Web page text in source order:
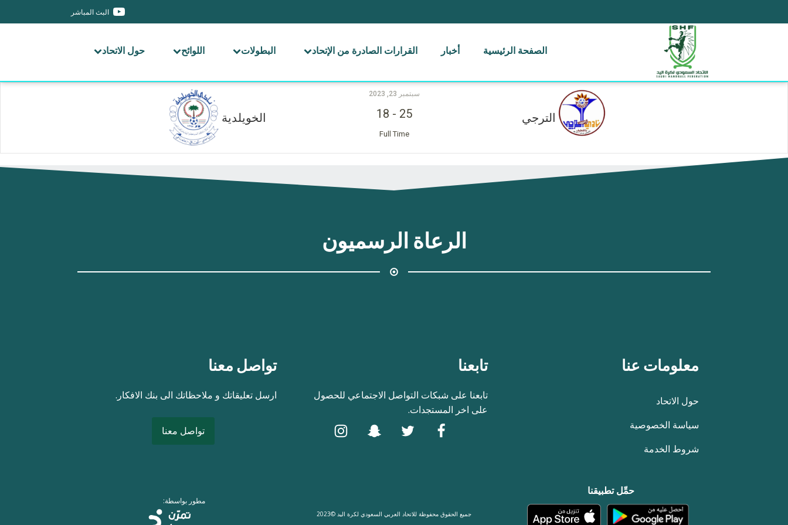
البث المباشر
الصفحة الرئيسية أخبار القرارات الصادرة من الإتحاد البطولات اللوائح حول الاتحاد
الترجي الخويلدية
سبتمبر 23, 2023
25
-
18
Full Time
الرعاة الرسميون
معلومات عنا
حول الاتحاد
سياسة الخصوصية
شروط الخدمة
تابعنا
تابعنا على شبكات التواصل الاجتماعي للحصول
على اخر المستجدات.
تواصل معنا
ارسل تعليقاتك و ملاحظاتك الى بنك الافكار.
تواصل معنا
حمِّل تطبيقنا
جميع الحقوق محفوظة للاتحاد العربي السعودي لكرة اليد ©2023
مطور بواسطة: